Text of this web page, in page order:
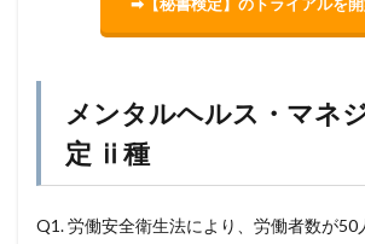
➡【秘書検定】のトライアルを
メンタルヘルス・マネ
定 ⅱ種
Q1. 労働安全衛生法により、労働者数が50